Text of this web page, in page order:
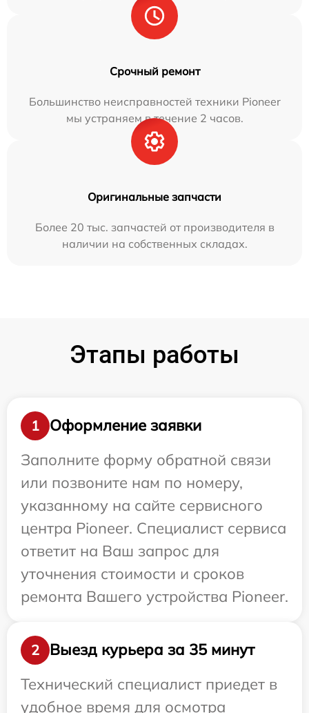
Срочный ремонт
Большинство неисправностей техники Pioneer
мы устраняем в течение 2 часов.
Оригинальные запчасти
Более 20 тыс. запчастей от производителя в
наличии на собственных складах.
Этапы работы
1
Оформление заявки
Заполните форму обратной связи
или позвоните нам по номеру,
указанному на сайте сервисного
центра Pioneer. Специалист сервиса
ответит на Ваш запрос для
уточнения стоимости и сроков
ремонта Вашего устройства Pioneer.
2
Выезд курьера за 35 минут
Технический специалист приедет в
удобное время для осмотра